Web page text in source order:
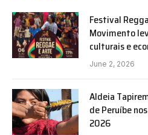
Festival
Movimento
culturais e
June 2, 2026
Aldeia
de Peruíbe
2026